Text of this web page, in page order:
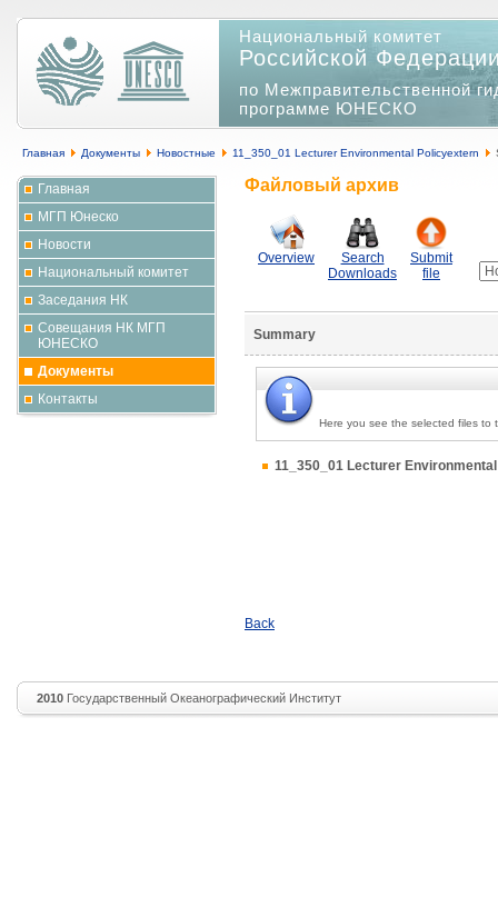
Национальный комитет
Российской
по Межправительственной
программе ЮНЕСКО
Главная Документы Новостные 11_350_01 Lecturer Environmental Policyextern
Главная
МГП Юнеско
Новости
Национальный комитет
Заседания НК
Совещания НК МГП
ЮНЕСКО
Документы
Контакты
Файловый архив
Overview
Search
Downloads
Submit
file
Summary
Here you see the selected files to
11_350_01 Lecturer
Back
2010 Государственный Океанографический Институт